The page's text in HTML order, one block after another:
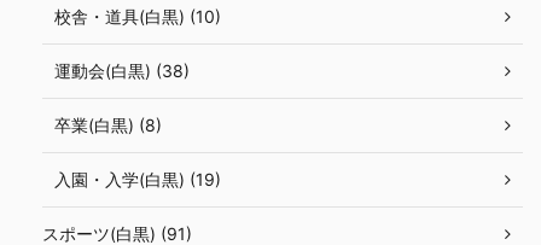
校舎・道具(白黒) (10)
運動会(白黒) (38)
卒業(白黒) (8)
入園・入学(白黒) (19)
スポーツ(白黒) (91)